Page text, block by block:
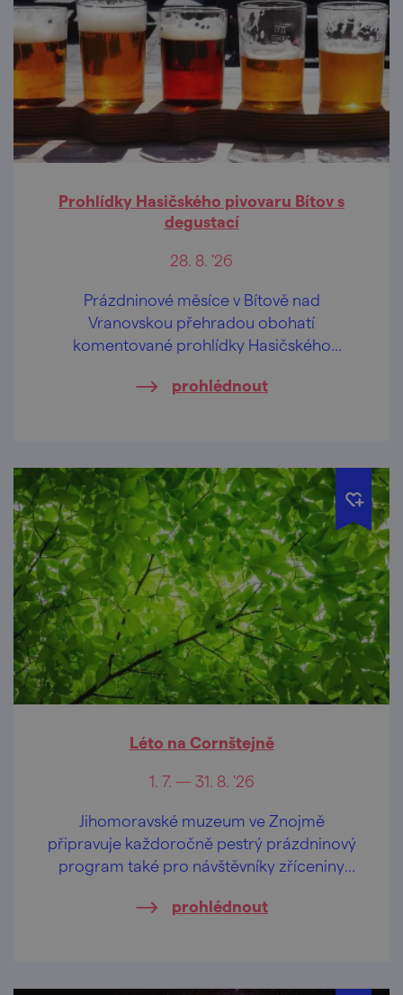
Prohlídky Hasičského pivovaru Bítov s
degustací
28. 8. '26
Prázdninové měsíce v Bítově nad
Vranovskou přehradou obohatí
komentované prohlídky Hasičského
prohlédnout
Léto na Cornštejně
1. 7. — 31. 8. '26
Jihomoravské muzeum ve Znojmě
připravuje každoročně pestrý prázdninový
program také pro návštěvníky zříceniny
prohlédnout